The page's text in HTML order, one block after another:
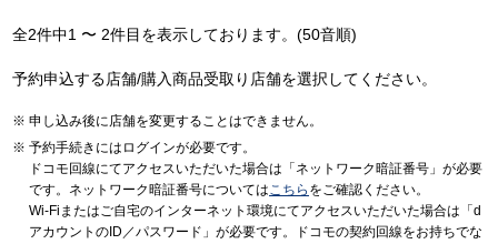
全2件中1 〜 2件目を表示しております。(50音順)
予約申込する店舗/購入商品受取り店舗を選択してください。
申し込み後に店舗を変更することはできません。
予約手続きにはログインが必要です。
ドコモ回線にてアクセスいただいた場合は「ネットワーク暗証番号」が必要
です。ネットワーク暗証番号についてはこちら をご確認ください。
Wi-Fiまたはご自宅のインターネット環境にてアクセスいただいた場合は「d
アカウントのID／パスワード」が必要です。ドコモの契約回線をお持ちでな